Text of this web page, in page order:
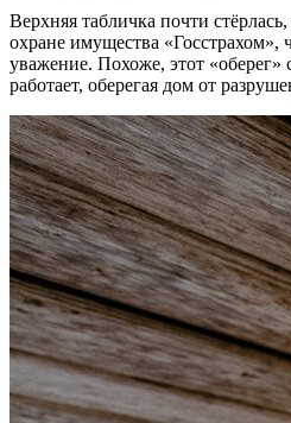
Верхняя табличка почти
охране имущества «Госстрахом»,
уважение. Похоже, этот «оберег»
работает, оберегая дом от